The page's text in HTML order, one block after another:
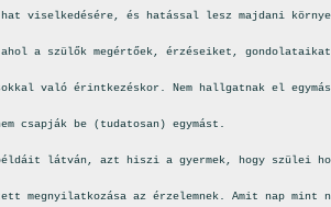
viselkedésére, és hatással lesz majdani
a szülők megértőek, érzéseiket,
való érintkezéskor. Nem hallgatnak el
csapják be (tudatosan) egymást.
látván, azt hiszi a gyermek, hogy szülei
megnyilatkozása az érzelemnek. Amit nap mint